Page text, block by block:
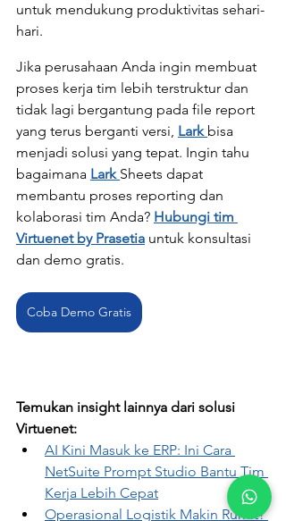
untuk mendukung produktivitas sehari-
hari.
Jika perusahaan Anda ingin membuat
proses kerja tim lebih terstruktur dan
tidak lagi bergantung pada file report
yang terus berganti versi, Lark bisa
menjadi solusi yang tepat. Ingin tahu
bagaimana Lark Sheets dapat
membantu proses reporting dan
kolaborasi tim Anda? Hubungi tim
Virtuenet by Prasetia untuk konsultasi
dan demo gratis.
Coba Demo Gratis
Temukan insight lainnya dari solusi
Virtuenet:
AI Kini Masuk ke ERP: Ini Cara
NetSuite Prompt Studio Bantu Tim
Kerja Lebih Cepat
Operasional Logistik Makin Rumit?